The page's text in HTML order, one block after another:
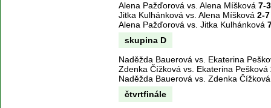
Alena Pažďorová vs. Alena Míšková 7-3
Jitka Kulhánková vs. Alena Míšková 2-7
Alena Pažďorová vs. Jitka Kulhánková
skupina D
Naděžda Bauerová vs. Ekaterina
Zdenka Čížková vs. Ekaterina Pešková
Naděžda Bauerová vs. Zdenka
čtvrtfinále